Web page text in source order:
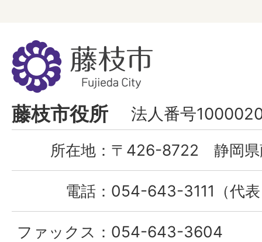
藤
枝
市
Fujieda
City
藤枝市役所 法人番号
所在地： 〒426-8722 静岡県
電話： 054-643-3111（代
ファックス： 054-643-3604